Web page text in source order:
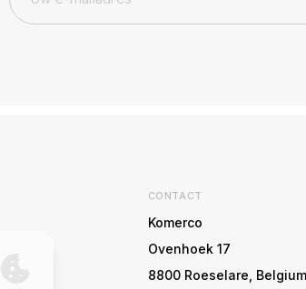
CONTACT
Komerco
Ovenhoek 17
8800 Roeselare, Belgium